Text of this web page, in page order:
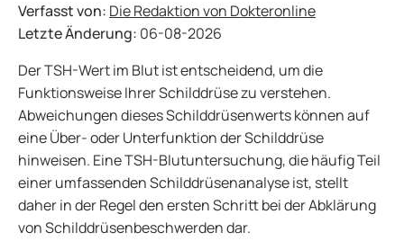
Verfasst von: Die Redaktion von Dokteronline
Letzte Änderung: 06-08-2026
Der TSH-Wert im Blut ist entscheidend, um die
Funktionsweise Ihrer Schilddrüse zu verstehen.
Abweichungen dieses Schilddrüsenwerts können auf
eine Über- oder Unterfunktion der Schilddrüse
hinweisen. Eine TSH-Blutuntersuchung, die häufig Teil
einer umfassenden Schilddrüsenanalyse ist, stellt
daher in der Regel den ersten Schritt bei der Abklärung
von Schilddrüsenbeschwerden dar.